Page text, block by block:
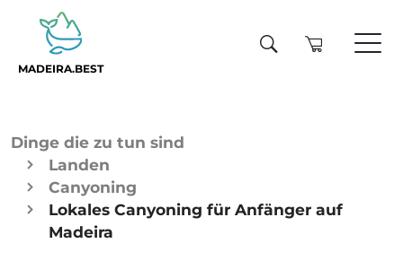
MADEIRA.BEST
Dinge die zu tun sind
Landen
Canyoning
Lokales Canyoning für Anfänger auf
Madeira